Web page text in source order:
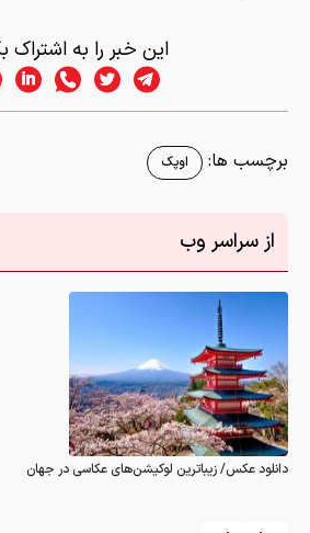
این خبر را به اشتراک
برچسب ها: اوپک
از سراسر وب
دانلود عکس/ زیباترین لوکیشن‌های عکاسی در جهان